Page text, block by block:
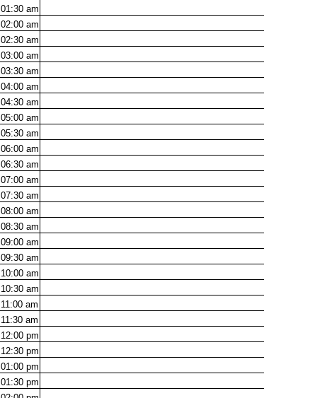
01:30 am
02:00 am
02:30 am
03:00 am
03:30 am
04:00 am
04:30 am
05:00 am
05:30 am
06:00 am
06:30 am
07:00 am
07:30 am
08:00 am
08:30 am
09:00 am
09:30 am
10:00 am
10:30 am
11:00 am
11:30 am
12:00 pm
12:30 pm
01:00 pm
01:30 pm